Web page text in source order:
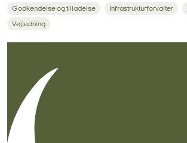
Godkendelse og tilladelse Infrastrukturforvalter
Vejledning